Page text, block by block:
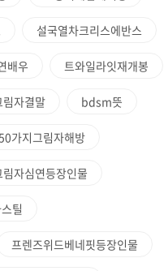
설국열차크리스에반스
배우 트와일라잇재개봉
자결말 bdsm뜻
가지그림자해방
자심연등장인물
틸
프렌즈위드베네핏등장인물